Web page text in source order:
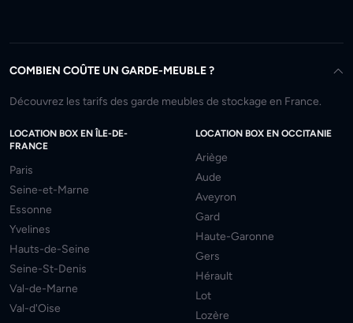
COMBIEN COÛTE UN GARDE-MEUBLE ?
Découvrez les tarifs des garde meubles de stockage en France.
LOCATION BOX EN ÎLE-DE-
FRANCE
Paris
Seine-et-Marne
Essonne
Yvelines
Hauts-de-Seine
Seine-St-Denis
Val-de-Marne
Val-d'Oise
LOCATION BOX EN OCCITANIE
Ariège
Aude
Aveyron
Gard
Haute-Garonne
Gers
Hérault
Lot
Lozère